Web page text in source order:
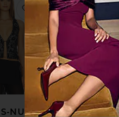
NU
ajouter aux
Corset With